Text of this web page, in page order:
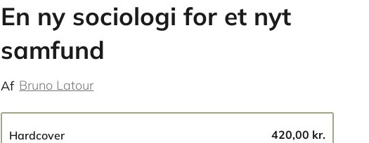
En ny sociologi for et nyt
samfund
Af Bruno Latour
Hardcover 420,00 kr.